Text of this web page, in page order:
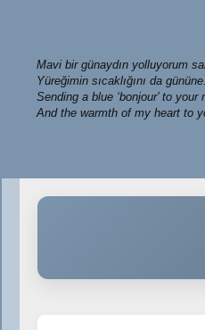
Mavi bir günaydın yolluyorum
Yüreğimin sıcaklığını da
Sending a blue ‘bonjour’ to your
And the warmth of my heart to